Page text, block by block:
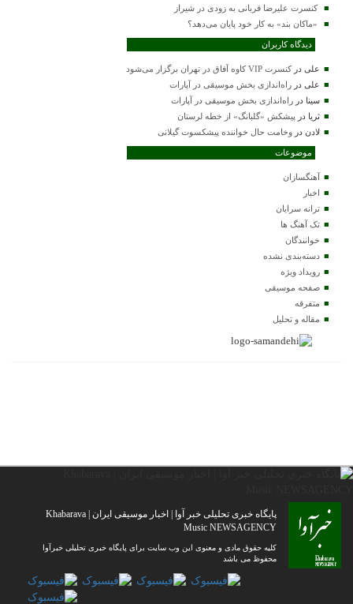
کنسرت علیرضا قربانی به زودی در شیراز
«ماکان بند» به کار خود پایان می‌دهد؟
دیدگاه کاربران
علی درکنسرت VIP کاوه آفاق در تهران برگزار می‌شود
علی در راه‌اندازی بخش موسیقی در آپارات
سینا در راه‌اندازی بخش موسیقی در آپارات
ثریا در پیشکش «گلبانگ» از خطه لرستان
لادن در وخامت حال خواننده پیشکسوت گیلانی
موضوعات
آهنگسازان
اخبار
ترانه سرایان
تک آهنگ ها
خوانندگان
دسته‌بندی نشده
رویداد ویژه
صفحه موسیقی
متفرقه
مقاله و تحلیل
پایگاه خبری تحلیلی خبر آوا | اخبار موسیقی ایران | Khabarava
Music NEWSAGENCY
کلیه حقوق مادی و معنوی این وب سایت برای پایگاه خبری تحلیلی خبرآوا
محفوظ می باشد